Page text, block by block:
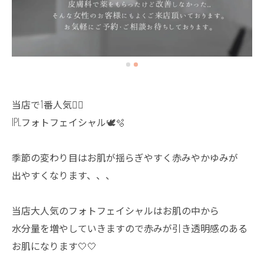
当店で1番人気☝🏻
IPLフォトフェイシャル🕊️🫧
季節の変わり目はお肌が揺らぎやすく赤みやかゆみが
出やすくなります、、、
当店大人気のフォトフェイシャルはお肌の中から
水分量を増やしていきますので赤みが引き透明感のある
お肌になります🤍🤍